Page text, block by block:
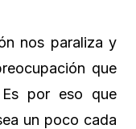
nos paraliza y
que
por eso que
un poco cada